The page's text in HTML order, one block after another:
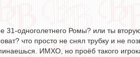
одноголетнего Ромы? или ты
что просто не снял трубку и не
ИМХО, но проёб такого